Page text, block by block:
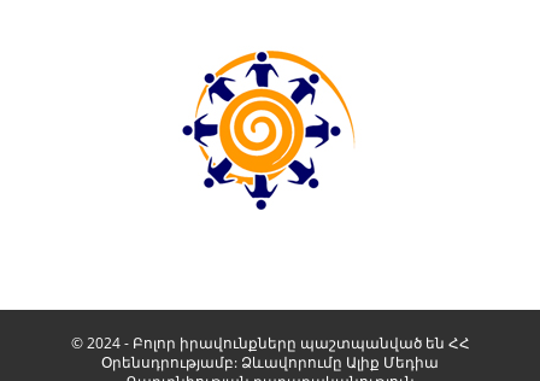
© 2024 - Բոլոր իրավունքները պաշտպանված են ՀՀ
Օրենսդրությամբ: Ձևավորումը Ալիք Մեդիա